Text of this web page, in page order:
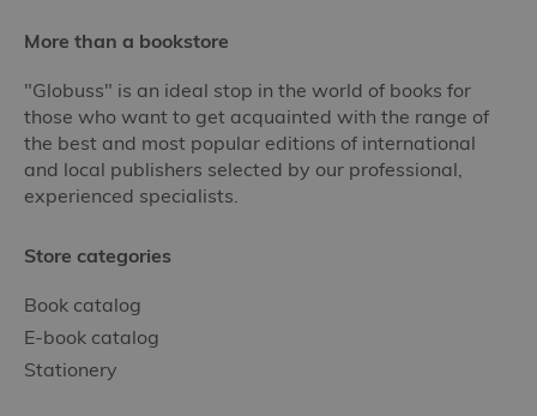
More than a bookstore
"Globuss" is an ideal stop in the world of books for
those who want to get acquainted with the range of
the best and most popular editions of international
and local publishers selected by our professional,
experienced specialists.
Store categories
Book catalog
E-book catalog
Stationery